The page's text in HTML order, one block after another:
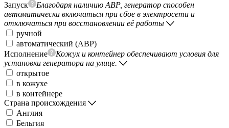
Запуск
Благодаря наличию АВР, генератор способен
автоматически включаться при сбое в электросети и
отключаться при восстановлении её работы
ручной
автоматический (АВР)
Исполнение
Кожух и контейнер обеспечивают условия для
установки генератора на улице.
открытое
в кожухе
в контейнере
Страна происхождения
Англия
Бельгия